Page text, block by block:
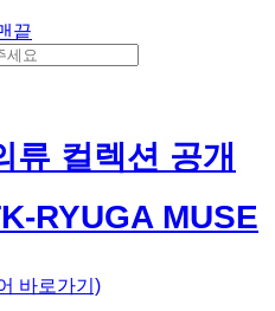
끝
류 컬렉션 공개
RYUGA MUSE